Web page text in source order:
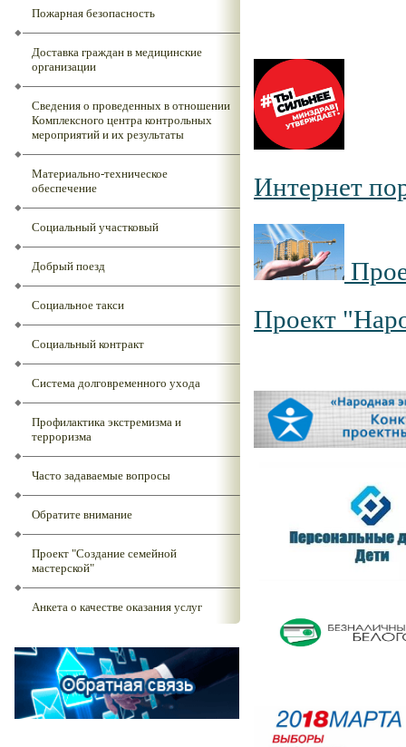
Пожарная безопасность
Доставка граждан в медицинские
организации
Сведения о проведенных в отношении
Комплексного центра контрольных
мероприятий и их результаты
Материально-техническое
обеспечение
Социальный участковый
Добрый поезд
Социальное такси
Социальный контракт
Система долговременного ухода
Профилактика экстремизма и
терроризма
Часто задаваемые вопросы
Обратите внимание
Проект "Создание семейной
мастерской"
Анкета о качестве оказания услуг
Интернет
Проект